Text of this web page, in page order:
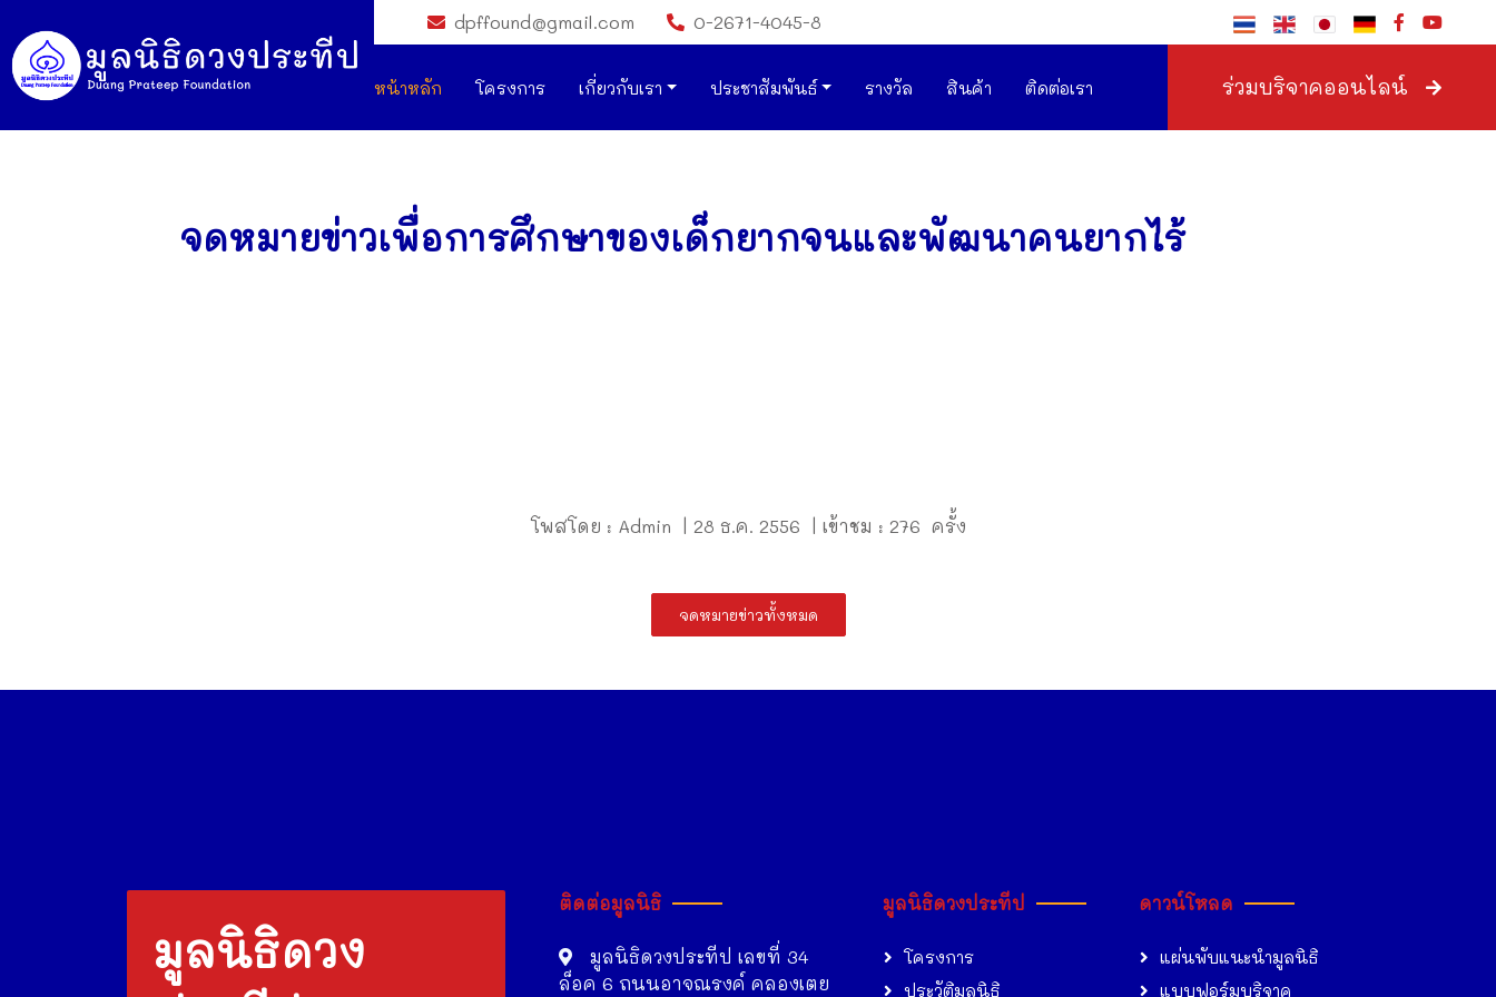
dpffound@gmail.com 0-2671-4045-8
หน้าหลัก โครงการ เกี่ยวกับเรา ประชาสัมพันธ์ รางวัล สินค้า ติดต่อเรา ร่วมบริจาคออนไลน์
จดหมายข่าวเพื่อการศึกษาของเด็กยากจนและพัฒนาคนยากไร้
โพสโดย : Admin | 28 ธ.ค. 2556 | เข้าชม : 276 ครั้ง
จดหมายข่าวทั้งหมด
มูลนิธิดวง
ติดต่อมูลนิธิ
มูลนิธิดวงประทีป เลขที่ 34
ล็อค 6 ถนนอาจณรงค์ คลองเตย
มูลนิธิดวงประทีป
โครงการ
ประวัติมูลนิธิ
ดาวน์โหลด
แผ่นพับแนะนำมูลนิธิ
แบบฟอร์มบริจาค